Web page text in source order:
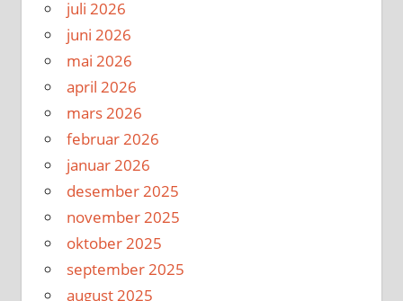
juli 2026
juni 2026
mai 2026
april 2026
mars 2026
februar 2026
januar 2026
desember 2025
november 2025
oktober 2025
september 2025
august 2025